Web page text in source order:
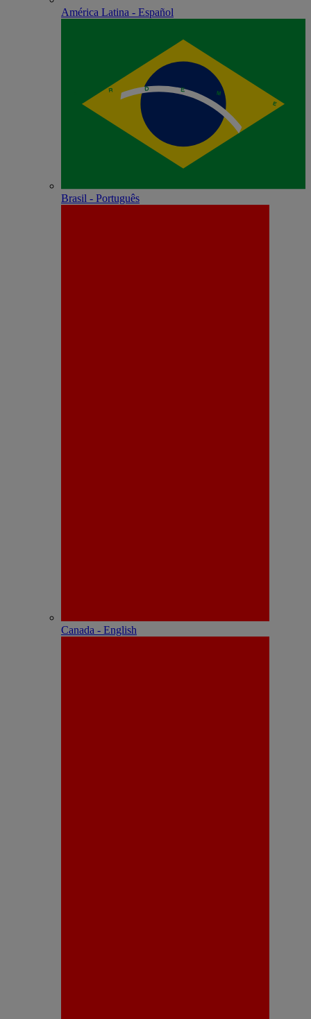
América Latina - Español
Brasil - Português
Canada - English